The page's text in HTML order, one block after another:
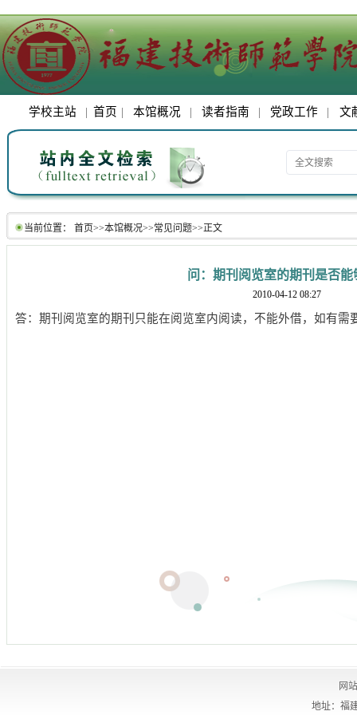
学校主站 | 首页 | 本馆概况 | 读者指南 | 党政工作 | 文
当前位置： 首页>>本馆概况>>常见问题>>正文
问：期刊阅览室的期刊是否能
2010-04-12 08:27
答：期刊阅览室的期刊只能在阅览室内阅读，不能外借，如有需
网
地址：福